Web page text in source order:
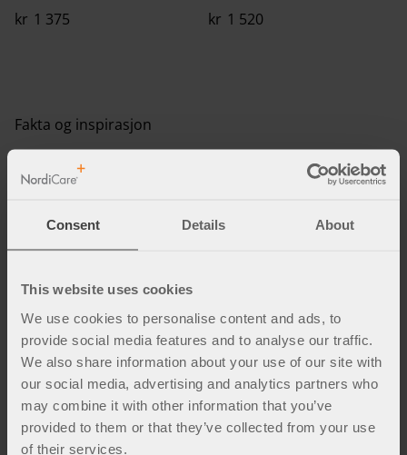
Consent Details About
This website uses cookies
We use cookies to personalise content and ads, to
provide social media features and to analyse our traffic.
We also share information about your use of our site with
our social media, advertising and analytics partners who
may combine it with other information that you’ve
provided to them or that they’ve collected from your use
of their services.
kr 1 375 kr 1 520
Fakta og inspirasjon